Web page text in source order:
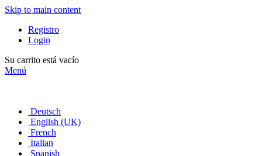
Skip to main content
Registro
Login
Su carrito está vacío
Menú
Deutsch
English (UK)
French
Italian
Spanish